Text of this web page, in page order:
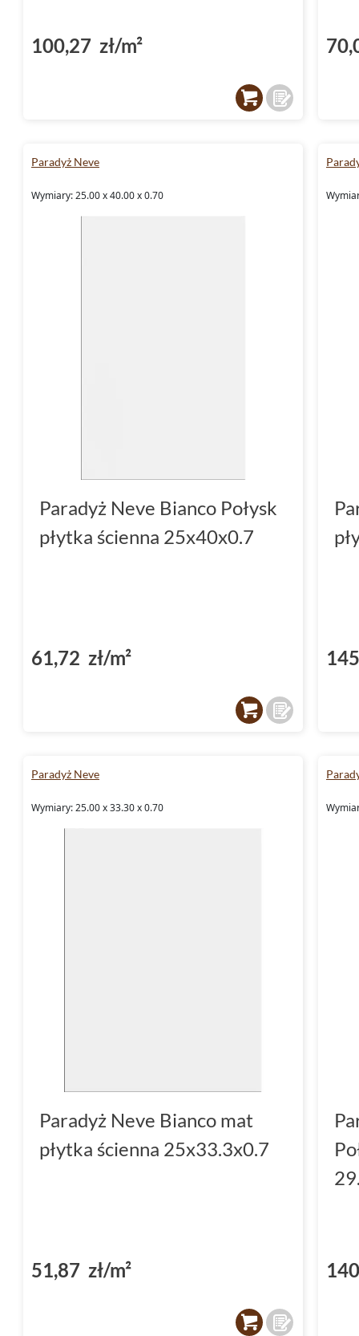
100,27 zł/m²
Paradyż Neve
Wymiary: 25.00 x 40.00 x 0.70
Paradyż Neve Bianco Połysk
płytka ścienna 25x40x0.7
61,72 zł/m²
Paradyż Neve
Wymiary: 25.00 x 33.30 x 0.70
Paradyż Neve Bianco mat
płytka ścienna 25x33.3x0.7
51,87 zł/m²